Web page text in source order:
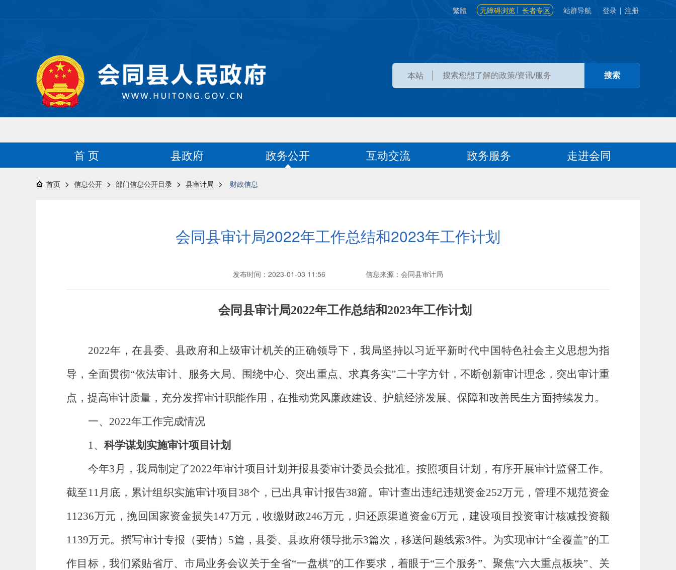
繁體 无障碍浏览 长者专区 站群导航 登录 | 注册
本站
首 页 县政府 政务公开 互动交流 政务服务 走进会同
首页 > 信息公开 > 部门信息公开目录 > 县审计局 > 财政信息
会同县审计局2022年工作总结和2023年工作计划
发布时间：2023-01-03 11:56 信息来源：会同县审计局
会同县审计局2022年工作总结和2023年工作计划
2022年，在县委、县政府和上级审计机关的正确领导下，我局坚持以习近平新时代中国特色社会主义思想为指
导 ， 全面贯彻“依法审计、服务大局、围绕中心、突出重点、求真务实”二十字方针，不断创新审计理念，突出审计重
点，提高审计质量，充分发挥审计职能作用，在推动党风廉政建设、护航经济发展、保障和改善民生方面持续发力 。
一、 2022年工作完成情况
1、 科学谋划实施审计项目计划
今年3 月，我局制定了2022年审计项目计划并报县委审计委员会批准。按照项目计划，有序开展审计监督工作。
截至11月 底 ，累计组织实施审计项目 38个，已出具审计报告38篇。审计查出违纪违规资金252万元，管理不规范资金
11236万元，挽回国家资金损失147万元， 收缴财政246万元，归还原渠道资金6万元，建设项目投资审计核减投资额
1139万元。 撰写审计专报（要情） 5篇，县委、县政府领导批示3篇次， 移送问题线索3件。 为实现审计“全覆盖”的工
作目标，我们紧贴省厅、市局业务会议关于全省“一盘棋”的工作要求，着眼于“三个服务”、聚焦“六大重点板块”、关